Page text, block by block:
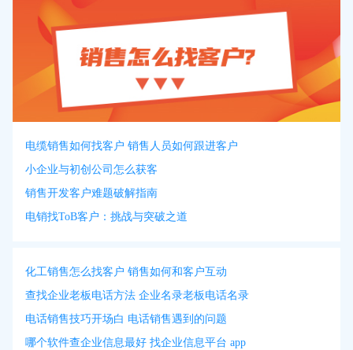
电缆销售如何找客户 销售人员如何跟进客户
小企业与初创公司怎么获客
销售开发客户难题破解指南
电销找ToB客户：挑战与突破之道
化工销售怎么找客户 销售如何和客户互动
查找企业老板电话方法 企业名录老板电话名录
电话销售技巧开场白 电话销售遇到的问题
哪个软件查企业信息最好 找企业信息平台 app